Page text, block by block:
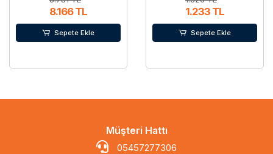
8.166 TL
Sepete Ekle
1.233 TL
Sepete Ekle
Müşteri Hattı
05457277306